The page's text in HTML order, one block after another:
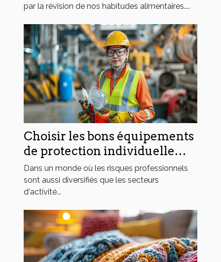
par la révision de nos habitudes alimentaires....
Choisir les bons équipements
de protection individuelle
pour différents secteurs
Dans un monde où les risques professionnels
sont aussi diversifiés que les secteurs
d'activité...